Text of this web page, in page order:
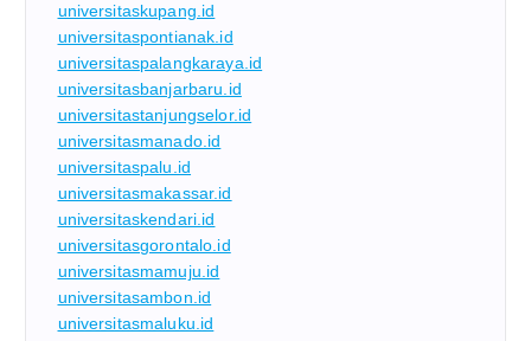
universitaskupang.id
universitaspontianak.id
universitaspalangkaraya.id
universitasbanjarbaru.id
universitastanjungselor.id
universitasmanado.id
universitaspalu.id
universitasmakassar.id
universitaskendari.id
universitasgorontalo.id
universitasmamuju.id
universitasambon.id
universitasmaluku.id